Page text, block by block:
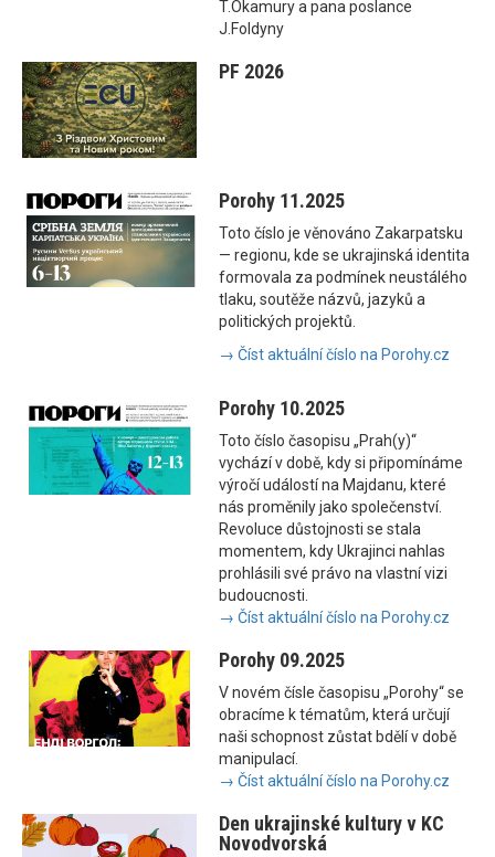
T.Okamury a pana poslance
J.Foldyny
PF 2026
Porohy 11.2025
Toto číslo je věnováno Zakarpatsku
— regionu, kde se ukrajinská identita
formovala za podmínek neustálého
tlaku, soutěže názvů, jazyků a
politických projektů.
→ Číst aktuální číslo na Porohy.cz
Porohy 10.2025
Toto číslo časopisu „Prah(y)“
vychází v době, kdy si připomínáme
výročí událostí na Majdanu, které
nás proměnily jako společenství.
Revoluce důstojnosti se stala
momentem, kdy Ukrajinci nahlas
prohlásili své právo na vlastní vizi
budoucnosti.
→ Číst aktuální číslo na Porohy.cz
Porohy 09.2025
V novém čísle časopisu „Porohy“ se
obracíme k tématům, která určují
naši schopnost zůstat bdělí v době
manipulací.
→ Číst aktuální číslo na Porohy.cz
Den ukrajinské kultury v KC
Novodvorská